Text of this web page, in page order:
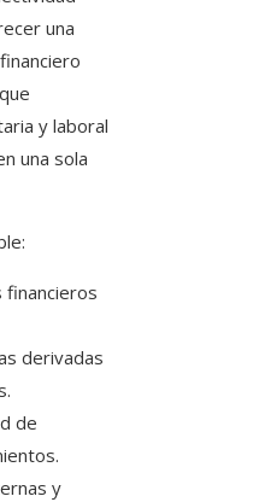
una
y laboral
una sola
financieros
derivadas
de
y